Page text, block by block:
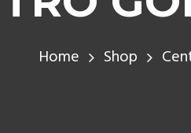
Home Shop